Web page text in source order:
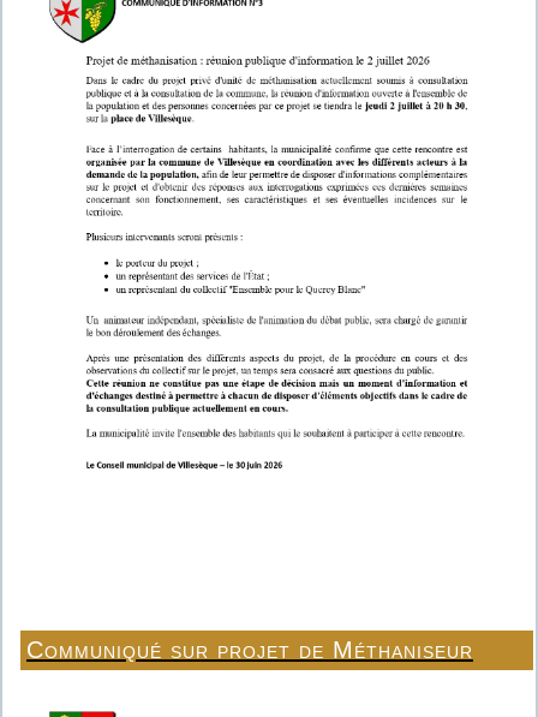
Communiqué sur projet de Méthaniseur